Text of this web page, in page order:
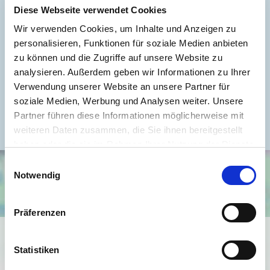
Diese Webseite verwendet Cookies
Wir verwenden Cookies, um Inhalte und Anzeigen zu
personalisieren, Funktionen für soziale Medien anbieten
zu können und die Zugriffe auf unsere Website zu
analysieren. Außerdem geben wir Informationen zu Ihrer
Verwendung unserer Website an unsere Partner für
soziale Medien, Werbung und Analysen weiter. Unsere
Partner führen diese Informationen möglicherweise mit
weiteren Daten zusammen, die Sie ihnen bereitgestellt
Notwendig
Präferenzen
Statistiken
Energieverbrauch für Warmwasser
Energieausweis Werteklasse
B
Energieausweis Baujahr
2014
Energieausweis Gebäudeart
Wohngebäude
Heizung
Fernheizung
Befeuerung
Fernwärme